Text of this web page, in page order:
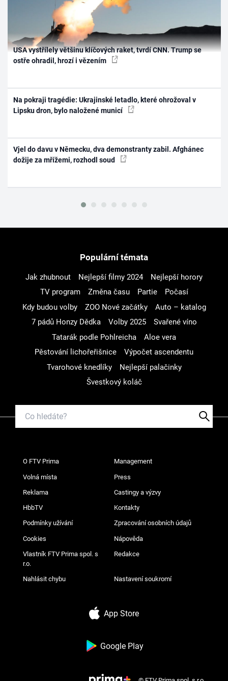
USA vystřílely většinu klíčových raket, tvrdí CNN. Trump se
ostře ohradil, hrozí i vězením
Na pokraji tragédie: Ukrajinské letadlo, které ohrožoval v
Lipsku dron, bylo naložené municí
Vjel do davu v Německu, dva demonstranty zabil. Afghánec
dožije za mřížemi, rozhodl soud
Populární témata
Jak zhubnout Nejlepší filmy 2024
Nejlepší horory
TV program
Změna času Partie
Počasí
Kdy budou volby
ZOO Nové začátky
Auto – katalog
7 pádů Honzy Dědka
Volby 2025
Svařené víno
Tatarák podle Pohlreicha
Aloe vera
Pěstování lichořeřišnice
Výpočet ascendentu
Tvarohové knedlíky
Nejlepší palačinky
Švestkový koláč
O FTV Prima Management
Volná místa Press
Reklama Castingy a výzvy
HbbTV Kontakty
Podmínky užívání Zpracování osobních údajů
Cookies Nápověda
Vlastník FTV Prima spol. s
r.o.
Redakce
Nahlásit chybu Nastavení soukromí
App Store
Google Play